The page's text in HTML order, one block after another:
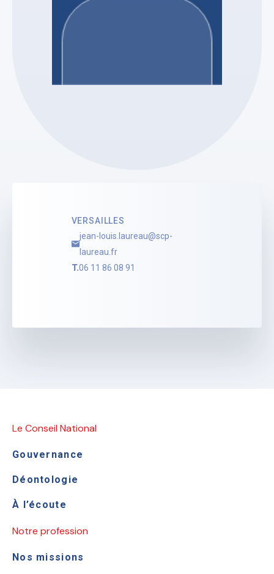
VERSAILLES
jean-louis.laureau@scp-
laureau.fr
T.06 11 86 08 91
Le Conseil National
Gouvernance
Déontologie
À l’écoute
Notre profession
Nos missions